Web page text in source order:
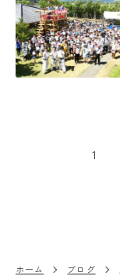
1
ホーム ブログ